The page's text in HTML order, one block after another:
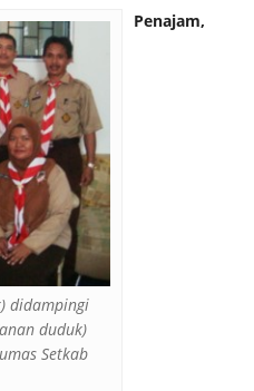
didampingi
duduk)
Setkab
Penajam,